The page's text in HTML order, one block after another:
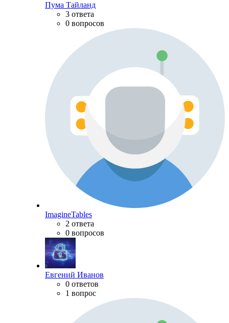
Пума Тайланд
3 ответа
0 вопросов
ImagineTables
2 ответа
0 вопросов
Евгений Иванов
0 ответов
1 вопрос